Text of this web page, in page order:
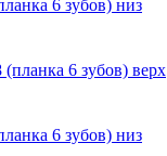
6 зубов) низ
6 зубов) верх
6 зубов) низ